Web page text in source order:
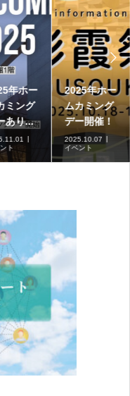
年ホー
ミング
あり...
ト
2025年ホー
ムカミング
デー開催！
2025.10.07
イベント
